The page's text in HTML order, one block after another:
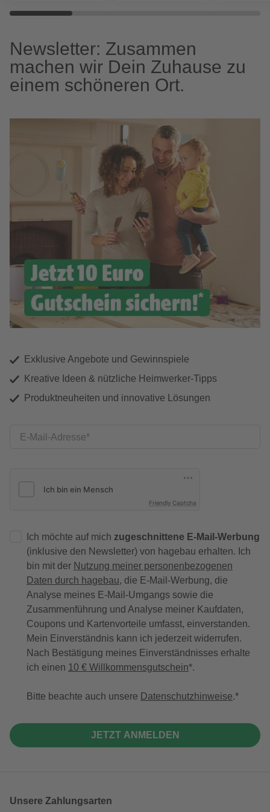
Newsletter: Zusammen
machen wir Dein Zuhause zu
einem schöneren Ort.
Exklusive Angebote und Gewinnspiele
Kreative Ideen & nützliche Heimwerker-Tipps
Produktneuheiten und innovative Lösungen
E-Mail-Adresse
Friendly Captcha
Ich möchte auf mich zugeschnittene E-Mail-Werbung
(inklusive den Newsletter) von hagebau erhalten. Ich
bin mit der Nutzung meiner personenbezogenen
Daten durch hagebau, die E-Mail-Werbung, die
Analyse meines E-Mail-Umgangs sowie die
Zusammenführung und Analyse meiner Kaufdaten,
Coupons und Kartenvorteile umfasst, einverstanden.
Mein Einverständnis kann ich jederzeit widerrufen.
Nach Bestätigung meines Einverständnisses erhalte
ich einen 10 € Willkommensgutschein*.
Bitte beachte auch unsere Datenschutzhinweise.
JETZT ANMELDEN
Unsere Zahlungsarten